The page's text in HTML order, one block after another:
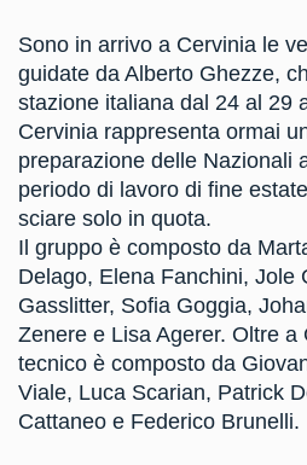
Sono in arrivo a Cervinia le
guidate da Alberto Ghezze,
stazione italiana dal 24 al 29
Cervinia rappresenta ormai
preparazione delle Nazionali
periodo di lavoro di fine
sciare solo in quota.
Il gruppo è composto da
Delago, Elena Fanchini, Jole
Gasslitter, Sofia Goggia,
Zenere e Lisa Agerer. Oltre a
tecnico è composto da
Viale, Luca Scarian, Patrick
Cattaneo e Federico Brunelli.